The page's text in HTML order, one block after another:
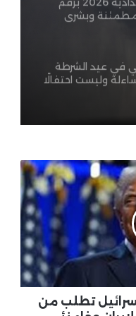
وبشرى
في عيد الشرطة
وليست احتفالًا
التجربة
أمام وفد
الأمراض
دعم مصر لمنظمة
تعزيز دورها في
تطلب من